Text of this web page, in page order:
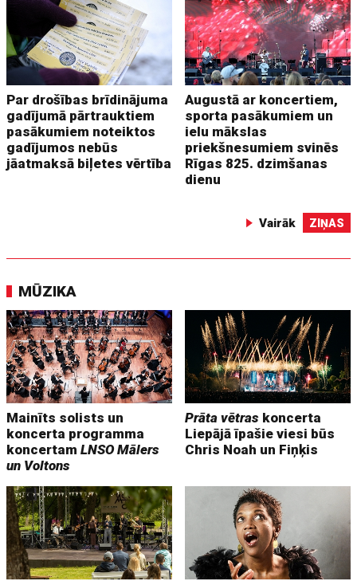
Par drošības brīdinājuma
gadījumā pārtrauktiem
pasākumiem noteiktos
gadījumos nebūs
jāatmaksā biļetes vērtība
Augustā ar koncertiem,
sporta pasākumiem un
ielu mākslas
priekšnesumiem svinēs
Rīgas 825. dzimšanas
dienu
Vairāk ZIŅAS
MŪZIKA
Mainīts solists un
koncerta programma
koncertamLNSO Mālers
un Voltons
Prāta vētras koncerta
Liepājā īpašie viesi būs
Chris Noah un Fiņķis